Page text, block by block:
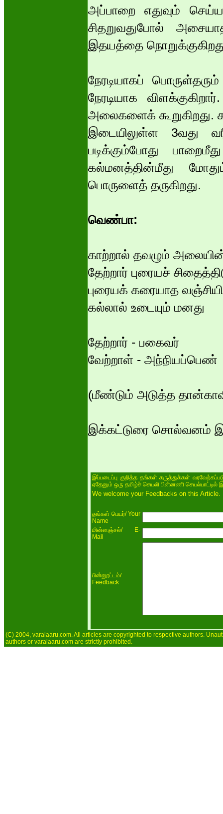
அப்பாறை எதுவும்
சிதறுவதுபோல்
இதயத்தை
நேரடியாகப்
நேரடியாக
அலைகளைக் கூறுகிறது.
இடையிலுள்ள 3வது
படிக்கும்போது
கல்மனத்தின்மீது
பொருளைத் தருகிறது.
வெண்பா:
காற்றால் தவழும்
தேற்றார் புரையச்
புரையக் கரையாத
கல்லால் உடையும் மனது
தேற்றார் - பகைவர்
வேற்றாள் - அந்நியப்பெண்
(மீண்டும் அடுத்த
இக்கட்டுரை சொல்வனம்
இப்படைப்பு குறித்த தங்கள் கருத்துக்கள்
ஏதேனும் ஒரு தமிழ்ச் செயலி பின்னணி செயல்பாட்டில்
We welcome your Feedbacks on this
தங்கள் பெயர்/ Your
Name
மின்னஞ்சல்/ E-
Mail
பின்னூட்டம்/
Feedback
(C) 2004, varalaaru.com. All articles are copyrighted to respective authors.
authors or varalaaru.com are strictly prohibited.